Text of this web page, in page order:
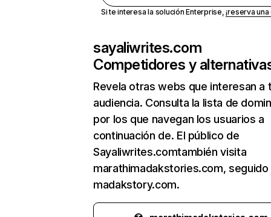
Si te interesa la solución Enterprise,¡reserva
sayaliwrites.com
Competidores y
Revela otras webs que interesan a
audiencia. Consulta la lista de
por los que navegan los usuarios a
continuación de. El público de
Sayaliwrites.comtambién visita
marathimadakstories.com, seguido
madakstory.com.